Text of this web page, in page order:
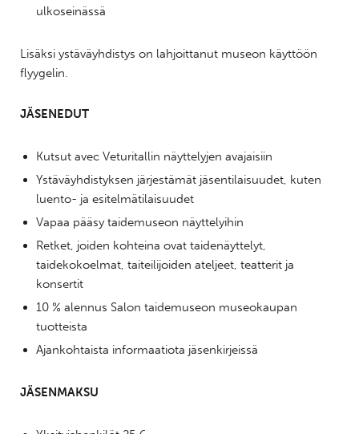
ulkoseinässä
Lisäksi ystäväyhdistys on lahjoittanut museon käyttöön
flyygelin.
JÄSENEDUT
Kutsut avec Veturitallin näyttelyjen avajaisiin
Ystäväyhdistyksen järjestämät jäsentilaisuudet, kuten
luento- ja esitelmätilaisuudet
Vapaa pääsy taidemuseon näyttelyihin
Retket, joiden kohteina ovat taidenäyttelyt,
taidekokoelmat, taiteilijoiden ateljeet, teatterit ja
konsertit
10 % alennus Salon taidemuseon museokaupan
tuotteista
Ajankohtaista informaatiota jäsenkirjeissä
JÄSENMAKSU